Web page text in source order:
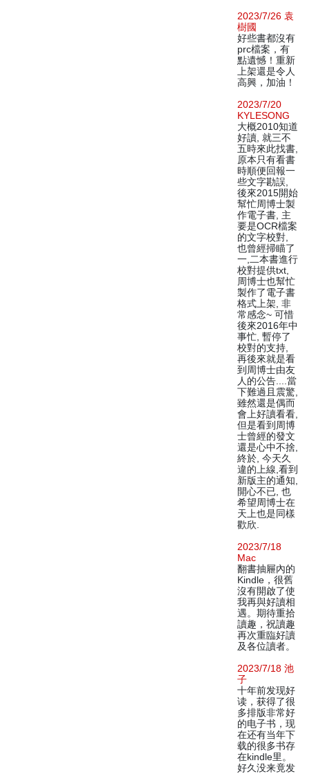
2023/7/26 袁
樹國
好些書都沒有
prc檔案，有
點遺憾！重新
上架還是令人
高興，加油！
2023/7/20
KYLESONG
大概2010知道
好讀, 就三不
五時來此找書,
原本只有看書
時順便回報一
些文字勘誤,
後來2015開始
幫忙周博士製
作電子書, 主
要是OCR檔案
的文字校對,
也曾經掃瞄了
一,二本書進行
校對提供txt,
周博士也幫忙
製作了電子書
格式上架, 非
常感念~ 可惜
後來2016年中
事忙, 暫停了
校對的支持,
再後來就是看
到周博士由友
人的公告....當
下難過且震驚,
雖然還是偶而
會上好讀看看,
但是看到周博
士曾經的發文
還是心中不捨,
終於, 今天久
違的上線,看到
新版主的通知,
開心不已, 也
希望周博士在
天上也是同樣
歡欣.
2023/7/18
Mac
翻書抽屜內的
Kindle，很舊
沒有開啟了使
我再與好讀相
遇。期待重拾
讀趣，祝讀趣
再次重臨好讀
及各位讀者。
2023/7/18 池
子
十年前发现好
读，获得了很
多排版非常好
的电子书，现
在还有当年下
载的很多书存
在kindle里。
好久没来竟发